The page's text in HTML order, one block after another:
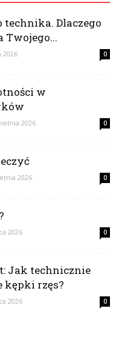
Dlaczego
Twojego...
2026 0
w
2026 0
2026 0
2026 0
Jak technicznie
kępki rzęs?
2026 0